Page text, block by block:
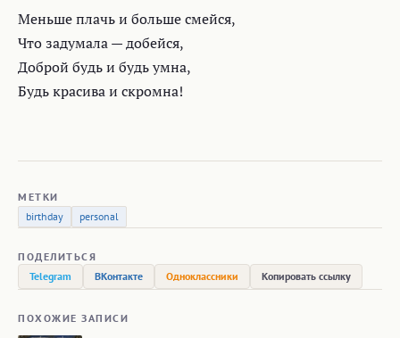
Меньше плачь и больше смейся,
Что задумала — добейся,
Доброй будь и будь умна,
Будь красива и скромна!
МЕТКИ
birthday
personal
ПОДЕЛИТЬСЯ
Telegram
ВКонтакте Одноклассники Копировать ссылку
ПОХОЖИЕ ЗАПИСИ